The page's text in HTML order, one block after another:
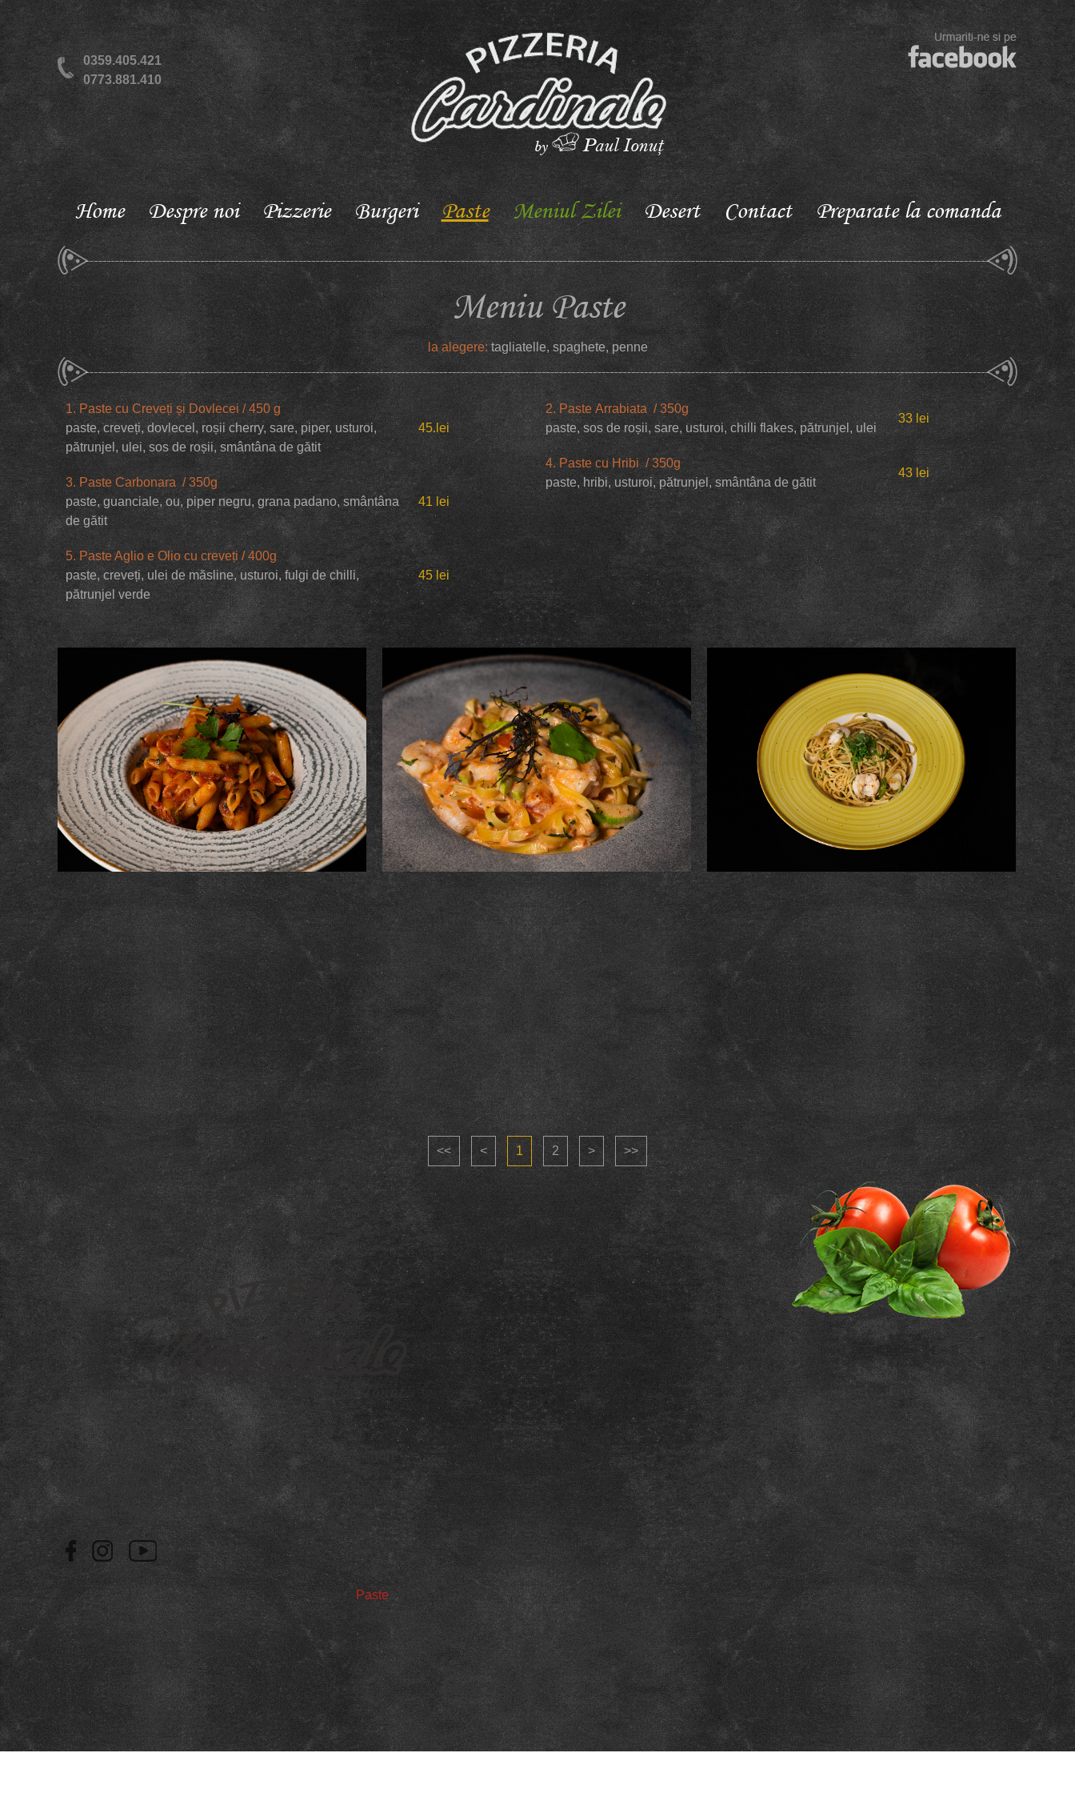
0359.405.421
0773.881.410
Home Despre noi Pizzerie Burgeri Paste Meniul Zilei Desert Contact Preparate la comanda
Meniu Paste
la alegere:tagliatelle, spaghete, penne
1. Paste cu Creveți și Dovlecei / 450 g
paste, creveți, dovlecel, roșii cherry, sare, piper, usturoi,
pătrunjel, ulei, sos de roșii, smântâna de gătit
45.lei
3. Paste Carbonara / 350g
paste, guanciale, ou, piper negru, grana padano, smântâna
de gătit
41 lei
5. Paste Aglio e Olio cu creveți / 400g
paste, creveți, ulei de măsline, usturoi, fulgi de chilli,
pătrunjel verde
45 lei
2. Paste Arrabiata / 350g
paste, sos de roșii, sare, usturoi, chilli flakes, pătrunjel, ulei
33 lei
4. Paste cu Hribi / 350g
paste, hribi, usturoi, pătrunjel, smântâna de gătit
43 lei
<< < 1 2 > >>
Adresa: Hack Halasi Gyula nr.8 în
cartierul Grigorescu
Telefon: 0359.405.421 / 0773.881.410
Facebook: PizzeriaCardinaleOradea
Navigare
Home
Despre noi
Pizzerie
Burgeri
Paste
Meniul Zilei
Desert
Contact
Preparate la comanda